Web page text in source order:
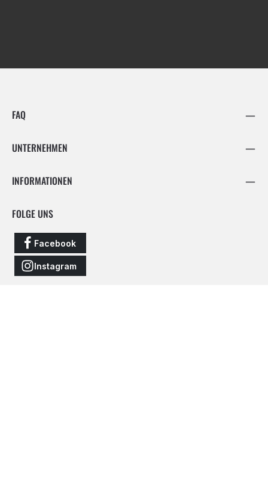
FAQ
UNTERNEHMEN
INFORMATIONEN
FOLGE UNS
Facebook
Instagram